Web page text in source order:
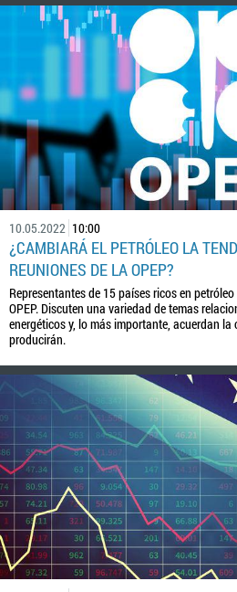
10.05.2022 10:00
¿CAMBIARÁ EL PETRÓLEO LA
REUNIONES DE LA OPEP?
Representantes de 15 países ricos en
OPEP. Discuten una variedad de temas
energéticos y, lo más importante, acuerdan
producirán.